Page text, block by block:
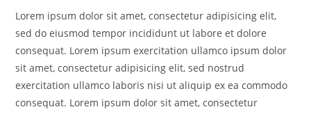
Lorem ipsum dolor sit amet, consectetur adipisicing elit,
sed do eiusmod tempor incididunt ut labore et dolore
consequat. Lorem ipsum exercitation ullamco ipsum dolor
sit amet, consectetur adipisicing elit, sed nostrud
exercitation ullamco laboris nisi ut aliquip ex ea commodo
consequat. Lorem ipsum dolor sit amet, consectetur